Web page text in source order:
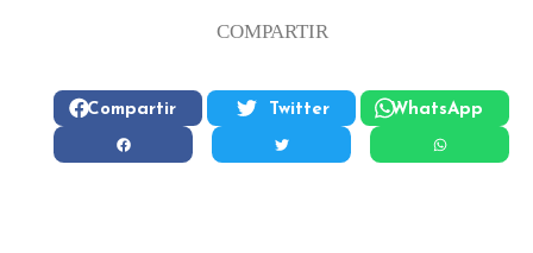
COMPARTIR
Compartir Twitter WhatsApp